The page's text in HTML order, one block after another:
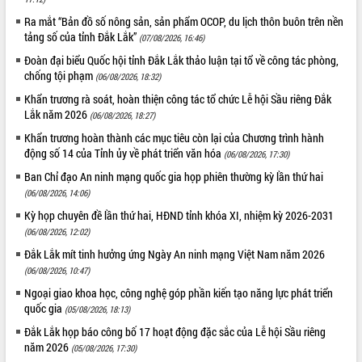
Bầu cử Quốc hội và HĐND: Cử tri Đắk
Lắk gửi gắm niềm tin, kỳ vọng vào lá
phiếu
Đắk Lắk sẵn sàng các điều kiện cho
Ngày hội bầu cử đại biểu Quốc hội
khóa XVI và HĐND các cấp nhiệm kỳ
2026-2031
Đảm bảo cuộc bầu cử đại biểu Quốc
hội và đại biểu HĐND các cấp diễn ra
an toàn, hiệu quả, đúng quy định
Thủ tướng Chính phủ Phạm Minh Chính
kiểm tra, chỉ đạo hoàn thành các dự
án cao tốc và thăm khu tái định cư tại
Đắk Lắk
Sôi nổi Hội đua ngựa truyền thống Gò
Thì Thùng mừng Xuân Bính Ngọ 2026
Lãnh đạo tỉnh dâng hương tưởng niệm
tại Đập Đồng Cam đầu Xuân Bính Ngọ
Ngành nông nghiệp phấn đấu tăng
trưởng đạt 5,86% trong năm 2026
UBND tỉnh Đắk Lắk triển khai công tác
Ra mắt “Bản đồ số nông sản, sản phẩm OCOP, du lịch thôn buôn trên nền
tảng số của tỉnh Đắk Lắk” (07/08/2026, 16:46)
Đoàn đại biểu Quốc hội tỉnh Đắk Lắk thảo luận tại tổ về công tác phòng,
chống tội phạm (06/08/2026, 18:32)
Khẩn trương rà soát, hoàn thiện công tác tổ chức Lễ hội Sầu riêng Đắk
Lắk năm 2026 (06/08/2026, 18:27)
Khẩn trương hoàn thành các mục tiêu còn lại của Chương trình hành
động số 14 của Tỉnh ủy về phát triển văn hóa (06/08/2026, 17:30)
Ban Chỉ đạo An ninh mạng quốc gia họp phiên thường kỳ lần thứ hai
(06/08/2026, 14:06)
Kỳ họp chuyên đề lần thứ hai, HĐND tỉnh khóa XI, nhiệm kỳ 2026-2031
(06/08/2026, 12:02)
Đắk Lắk mít tinh hưởng ứng Ngày An ninh mạng Việt Nam năm 2026
(06/08/2026, 10:47)
Ngoại giao khoa học, công nghệ góp phần kiến tạo năng lực phát triển
quốc gia (05/08/2026, 18:13)
Đắk Lắk họp báo công bố 17 hoạt động đặc sắc của Lễ hội Sầu riêng
năm 2026 (05/08/2026, 17:30)